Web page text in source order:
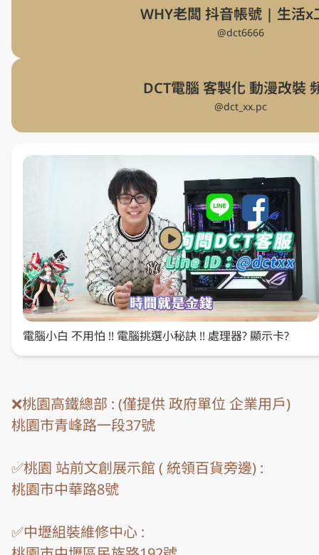
WHY老闆 抖音帳號 | 生活x
@dct6666
DCT電腦 客製化 動漫改裝
@dct_xx.pc
電腦小白 不用怕 !! 電腦挑選小秘訣 !! 處理器? 顯示卡?
營業據點
❌桃園高鐵總部 : (僅提供 政府單位 企業用戶)
桃園市青峰路一段37號
✅桃園 站前文創展示館 ( 統領百貨旁邊) :
桃園市中華路8號
✅中壢組裝維修中心 :